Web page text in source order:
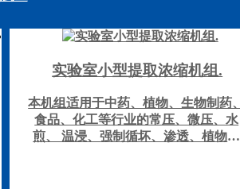
实验室小型提取浓缩机组.
本机组适用于中药、植物、生物制药、
食品、化工等行业的常压、微压、水
煎、 温浸、强制循坏、渗透、植物精